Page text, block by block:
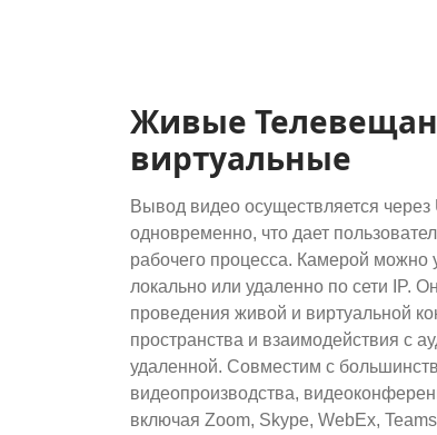
Живые
виртуальные
Вывод видео осуществляется
одновременно, что дает
рабочего процесса. Камерой можно
локально или удаленно по сети IP.
проведения живой и виртуальной
пространства и взаимодействия с
удаленной. Совместим с
видеопроизводства,
включая Zoom, Skype, WebEx,